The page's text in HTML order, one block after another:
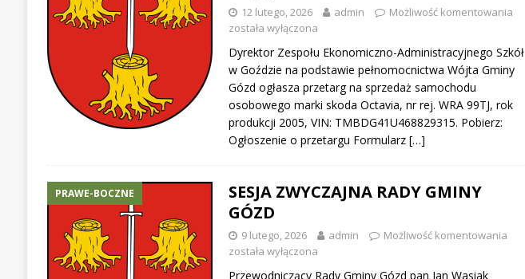
12 lutego, 2026 admin
Możliwość komentowania
została wyłączona
Dyrektor Zespołu Ekonomiczno-Administracyjnego Szkół
w Goździe na podstawie pełnomocnictwa Wójta Gminy
Gózd ogłasza przetarg na sprzedaż samochodu
osobowego marki skoda Octavia, nr rej. WRA 99TJ, rok
produkcji 2005, VIN: TMBDG41U468829315. Pobierz:
Ogłoszenie o przetargu Formularz […]
PRAWE-BOCZNE
SESJA ZWYCZAJNA RADY GMINY
GÓZD
9 lutego, 2026 admin
Możliwość komentowania
została wyłączona
Przewodniczący Rady Gminy Gózd pan Jan Wasiak